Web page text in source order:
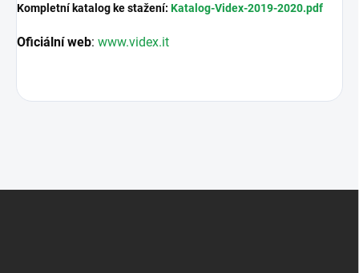
Kompletní katalog ke stažení: Katalog-Videx-2019-2020.pdf
Oficiální web: www.videx.it